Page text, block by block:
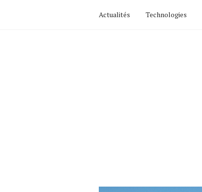
Actualités Technologies